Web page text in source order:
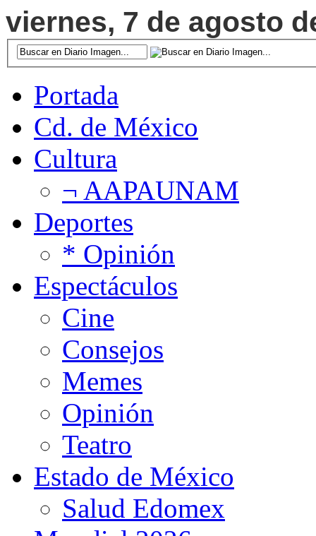
viernes, 7 de agosto
Portada
Cd. de México
Cultura
¬ AAPAUNAM
Deportes
* Opinión
Espectáculos
Cine
Consejos
Memes
Opinión
Teatro
Estado de México
Salud Edomex